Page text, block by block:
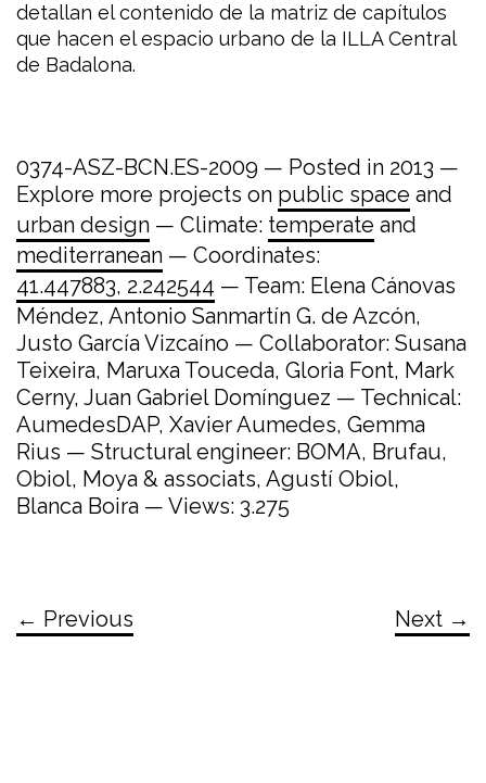
detallan el contenido de la matriz de capítulos
que hacen el espacio urbano de la ILLA Central
de Badalona.
0374-ASZ-BCN.ES-2009 — Posted in 2013 —
Explore more projects on public space and
urban design — Climate: temperate and
mediterranean — Coordinates:
41.447883, 2.242544 — Team: Elena Cánovas
Méndez, Antonio Sanmartín G. de Azcón,
Justo García Vizcaíno — Collaborator: Susana
Teixeira, Maruxa Touceda, Gloria Font, Mark
Cerny, Juan Gabriel Domínguez — Technical:
AumedesDAP, Xavier Aumedes, Gemma
Rius — Structural engineer: BOMA, Brufau,
Obiol, Moya & associats, Agustí Obiol,
Blanca Boira — Views: 3.275
← Previous Next →